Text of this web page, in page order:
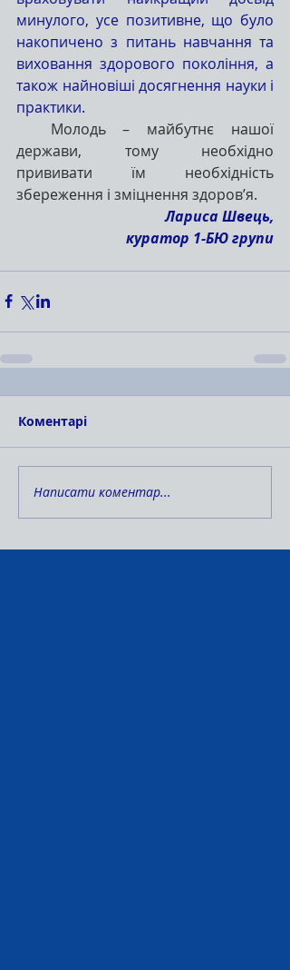
минулого, усе позитивне, що було
накопичено з питань навчання та
виховання здорового покоління, а
також найновіші досягнення науки і
практики.
Молодь – майбутнє нашої
держави, тому необхідно
прививати їм необхідність
збереження і зміцнення здоров’я.
Лариса Швець,
куратор 1-БЮ групи
Коментарі
Написати коментар...